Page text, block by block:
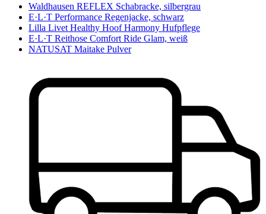
Waldhausen REFLEX Schabracke, silbergrau
E·L·T Performance Regenjacke, schwarz
Lilla Livet Healthy Hoof Harmony Hufpflege
E·L·T Reithose Comfort Ride Glam, weiß
NATUSAT Maitake Pulver